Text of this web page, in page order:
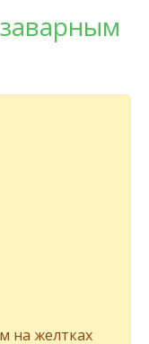
на желтках